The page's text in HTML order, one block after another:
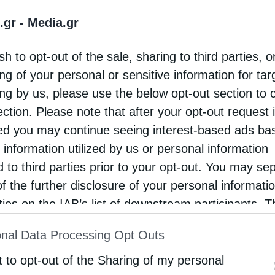
- Media.gr
to opt-out of the sale, sharing to third parties,
of your personal or sensitive information for
by us, please use the below opt-out section to
Please note that after your opt-out request
you may continue seeing interest-based ads
information utilized by us or personal information
to third parties prior to your opt-out. You may
the further disclosure of your personal
on the IAB’s list of downstream participants.
of Downstream Participantsthat may further
parties.
Data Processing Opt Outs
to opt-out of the Sharing of my personal
ευκαίρως ακαίρως σε διάφορες επετειακές
που σε προηγούμενο κείμενό μας
αγωνιστών της Ελληνικής Επανάστασης.
της πίστης, της εθελοθυσίας,
σύνολο, του πατριωτισμού, της
Και ενσωματώνει, επίσης, την
της αδικίας, για μαχητικότητα και
εμείς. Και βέβαια όλα αυτά είχαν
Έλληνες και τα συγκεφαλαιώσει ο ποιητής
Ελλήνων, μέσα στην καθημερινότητά
την εθνική, πολιτισμική και θρησκευτική
συστηματικά την αλλοτρίωση και την